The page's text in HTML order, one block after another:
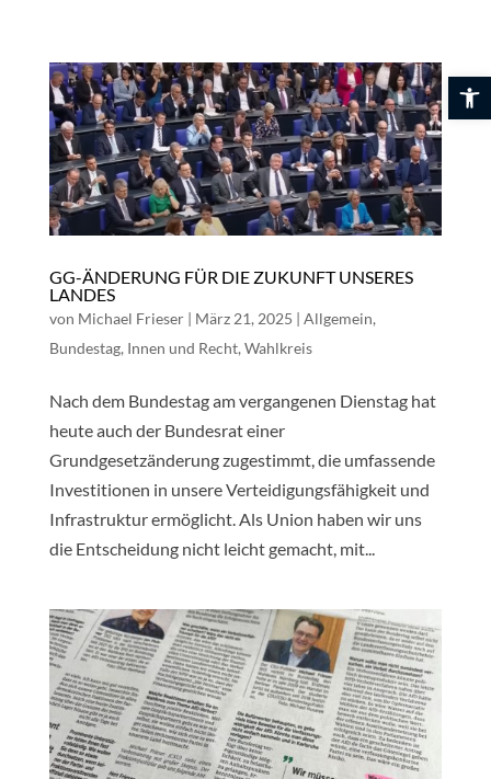
GG-ÄNDERUNG FÜR DIE ZUKUNFT UNSERES
LANDES
von Michael Frieser| März 21, 2025 | Allgemein,
Bundestag, Innen und Recht, Wahlkreis
Nach dem Bundestag am vergangenen Dienstag hat
heute auch der Bundesrat einer
Grundgesetzänderung zugestimmt, die umfassende
Investitionen in unsere Verteidigungsfähigkeit und
Infrastruktur ermöglicht. Als Union haben wir uns
die Entscheidung nicht leicht gemacht, mit...